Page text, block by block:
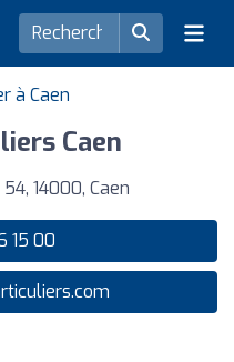
à Caen
Caen
14000, Caen
15 00